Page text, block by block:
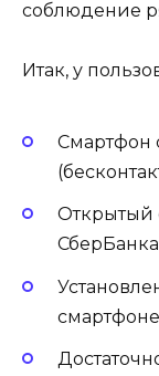
соблюдение
Итак, у
Смартфон
Открытый